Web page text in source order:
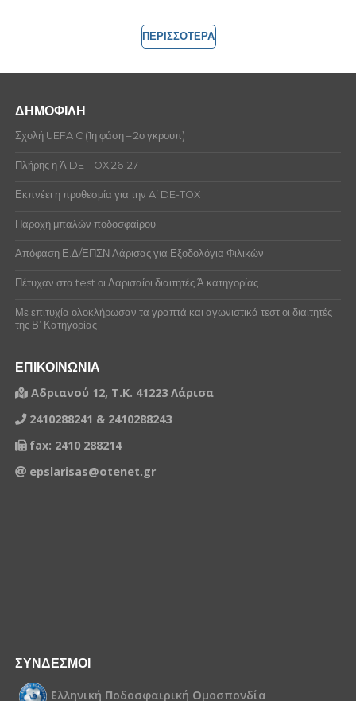
ΠΕΡΙΣΣΟΤΕΡΑ
ΔΗΜΟΦΙΛΗ
Σχολή UEFA C (1η φάση – 2ο γκρουπ)
Πλήρης η Ά DE-TOX 26-27
Εκπνέει η προθεσμία για την A’ DE-TOX
Παροχή μπαλών ποδοσφαίρου
Απόφαση Ε.Δ/ΕΠΣΝ Λάρισας για Εξοδολόγια Φιλικών
Πέτυχαν στα test οι Λαρισαίοι διαιτητές Ά κατηγορίας
Με επιτυχία ολοκλήρωσαν τα γραπτά και αγωνιστικά τεστ οι διαιτητές
της Β’ Κατηγορίας
ΕΠΙΚΟΙΝΩΝΙΑ
Αδριανού 12, Τ.Κ. 41223 Λάρισα
2410288241 & 2410288243
fax: 2410 288214
epslarisas@otenet.gr
ΣΥΝΔΕΣΜΟΙ
Ελληνική Ποδοσφαιρική Ομοσπονδία